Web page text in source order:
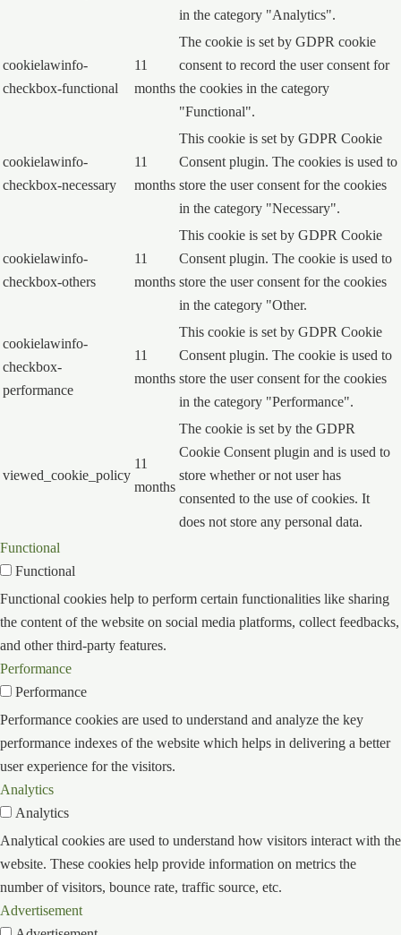
in the category "Analytics".
cookielawinfo-
checkbox-functional
11
months
The cookie is set by GDPR cookie
consent to record the user consent for
the cookies in the category
"Functional".
cookielawinfo-
checkbox-necessary
11
months
This cookie is set by GDPR Cookie
Consent plugin. The cookies is used to
store the user consent for the cookies
in the category "Necessary".
cookielawinfo-
checkbox-others
11
months
This cookie is set by GDPR Cookie
Consent plugin. The cookie is used to
store the user consent for the cookies
in the category "Other.
cookielawinfo-
checkbox-
performance
11
months
This cookie is set by GDPR Cookie
Consent plugin. The cookie is used to
store the user consent for the cookies
in the category "Performance".
viewed_cookie_policy
11
months
The cookie is set by the GDPR
Cookie Consent plugin and is used to
store whether or not user has
consented to the use of cookies. It
does not store any personal data.
Functional
Functional
Functional cookies help to perform certain functionalities like sharing
the content of the website on social media platforms, collect feedbacks,
and other third-party features.
Performance
Performance
Performance cookies are used to understand and analyze the key
performance indexes of the website which helps in delivering a better
user experience for the visitors.
Analytics
Analytics
Analytical cookies are used to understand how visitors interact with the
website. These cookies help provide information on metrics the
number of visitors, bounce rate, traffic source, etc.
Advertisement